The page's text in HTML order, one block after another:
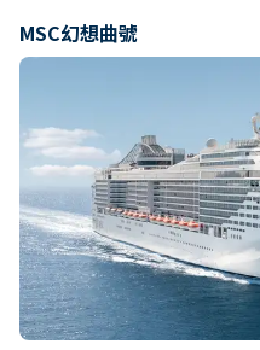
MSC幻想曲號